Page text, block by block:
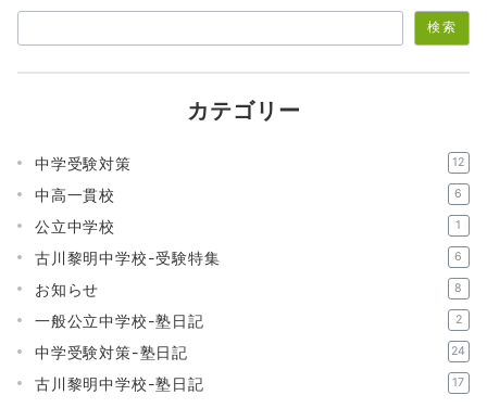
検索
カテゴリー
中学受験対策 12
中高一貫校 6
公立中学校 1
古川黎明中学校-受験特集 6
お知らせ 8
一般公立中学校-塾日記 2
中学受験対策-塾日記 24
古川黎明中学校-塾日記 17